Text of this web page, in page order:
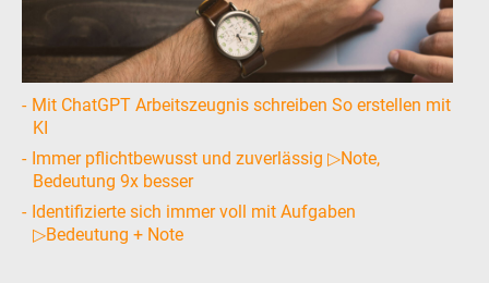
Mit ChatGPT Arbeitszeugnis schreiben So erstellen mit
KI
Immer pflichtbewusst und zuverlässig ▷Note,
Bedeutung 9x besser
Identifizierte sich immer voll mit Aufgaben
▷Bedeutung + Note